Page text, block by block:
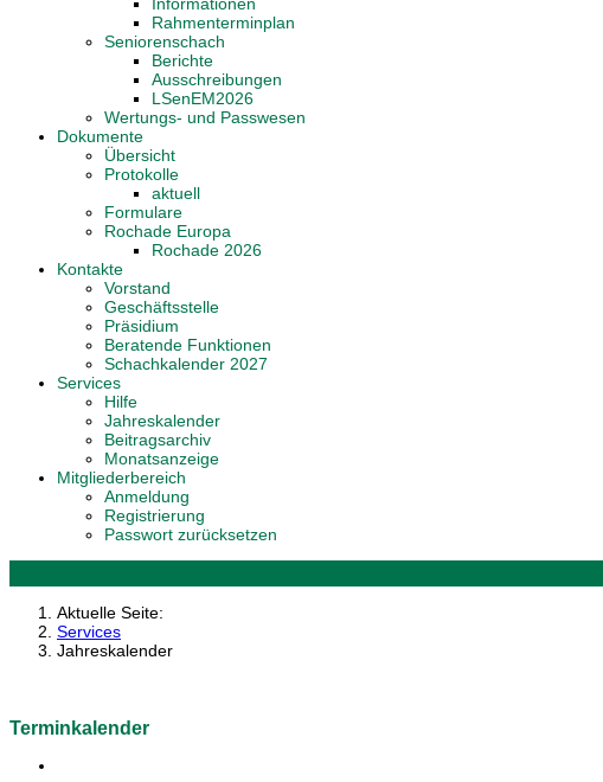
Rahmenterminplan
Seniorenschach
Berichte
Ausschreibungen
LSenEM2026
Wertungs- und Passwesen
Dokumente
Übersicht
Protokolle
aktuell
Formulare
Rochade Europa
Rochade 2026
Kontakte
Vorstand
Geschäftsstelle
Präsidium
Beratende Funktionen
Schachkalender 2027
Services
Hilfe
Jahreskalender
Beitragsarchiv
Monatsanzeige
Mitgliederbereich
Anmeldung
Registrierung
Passwort zurücksetzen
Aktuelle Seite:
Services
Jahreskalender
Terminkalender